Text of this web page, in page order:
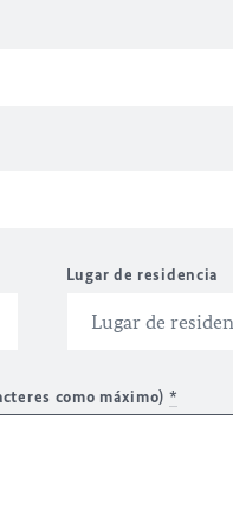
Lugar de residencia
como máximo) *